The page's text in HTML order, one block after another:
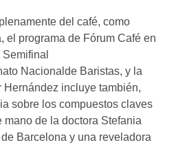
del café, como
el programa de Fórum Café en
Nacionalde Baristas, y la
incluye también,
sobre los compuestos claves
mano de la doctora Stefania
Barcelona y una reveladora